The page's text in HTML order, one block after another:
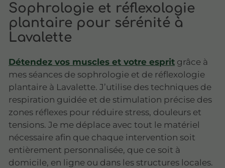
Sophrologie et réflexologie
plantaire pour sérénité à
Lavalette
Détendez vos muscles et votre esprit grâce à
mes séances de sophrologie et de réflexologie
plantaire à Lavalette. J’utilise des techniques de
respiration guidée et de stimulation précise des
zones réflexes pour réduire stress, douleurs et
tensions. Je me déplace avec tout le matériel
nécessaire afin que chaque intervention soit
entièrement personnalisée, que ce soit à
domicile, en ligne ou dans les structures locales.